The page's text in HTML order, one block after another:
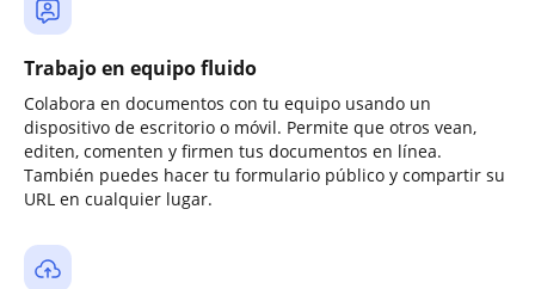
Trabajo en equipo fluido
Colabora en documentos con tu equipo usando un
dispositivo de escritorio o móvil. Permite que otros vean,
editen, comenten y firmen tus documentos en línea.
También puedes hacer tu formulario público y compartir su
URL en cualquier lugar.